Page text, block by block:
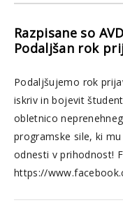
Razpisane so
Podaljšan rok
Podaljšujemo rok
iskriv in bojevit
obletnico
programske sile, ki
odnesti v prihodnost!
https://